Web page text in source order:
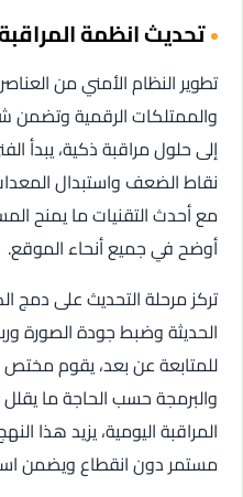
تحديث انظمة
تطوير النظام الأمني من
والممتلكات الرقمية وتضمن
إلى حلول مراقبة ذكية، يبدأ
نقاط الضعف واستبدال
مع أحدث التقنيات ما يمنح
أوضح في جميع أنحاء الموقع.
تركز مرحلة التحديث على دمج
الحديثة وضبط جودة الصورة
للمتابعة عن بعد، يقوم مختص
والبرمجة حسب الحاجة ما يقلل
المراقبة اليومية، يزيد هذا
مستمر دون انقطاع ويضمن